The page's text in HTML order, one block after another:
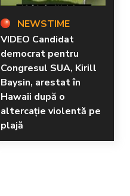
NEWSTIME
VIDEO Candidat
democrat pentru
Congresul SUA, Kirill
Baysin, arestat în
Hawaii după o
altercație violentă pe
plajă